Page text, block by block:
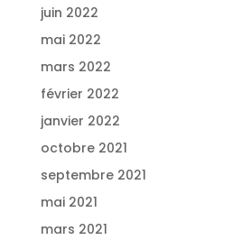
juin 2022
mai 2022
mars 2022
février 2022
janvier 2022
octobre 2021
septembre 2021
mai 2021
mars 2021